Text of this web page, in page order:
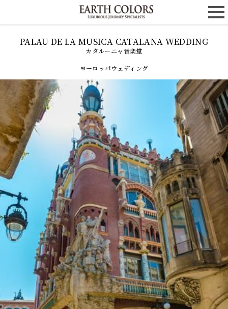
カタルーニャ音楽堂
ヨーロッパウェディング